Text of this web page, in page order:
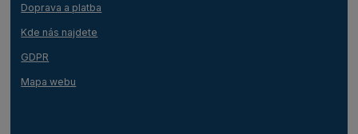
Doprava a platba
Kde nás najdete
GDPR
Mapa webu